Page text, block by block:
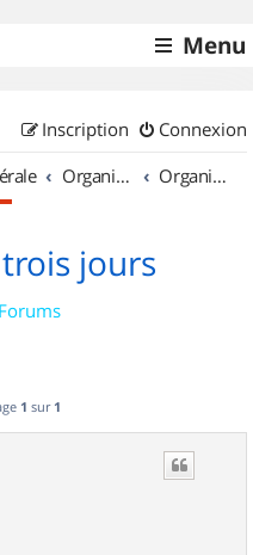
Menu
Connexion
Inscription
Organisation de sorties & Recherche de partenaires Organisation de sorties en région Provence Alpes Côte d'Azur
jours
1 sur 1